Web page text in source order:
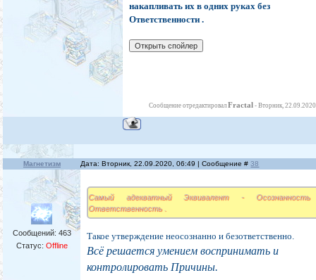
накапливать их в одних руках без
Ответственности .
Сообщение отредактировалFractal -Вторник,
Магнетизм Дата: Вторник, 22.09.2020, 06:49 | Сообщение #38
Сообщений: 463
Статус: Offline
Самый адекватный Эквивалент -
Ответственность .
Такое утверждение неосознанно и безответственно.
Всё решается умением воспринимать и
контролировать Причины.